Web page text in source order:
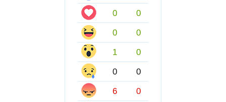
0
0
0
0
1
0
0
0
6
0